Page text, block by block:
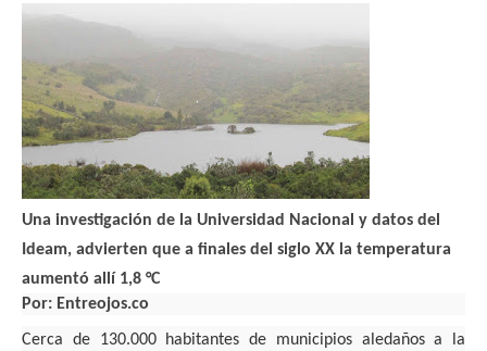
Una investigación de la Universidad Nacional y datos del
Ideam, advierten que a finales del siglo XX la temperatura
aumentó allí 1,8 °C
Por: Entreojos.co
Cerca de 130.000 habitantes de municipios aledaños a la